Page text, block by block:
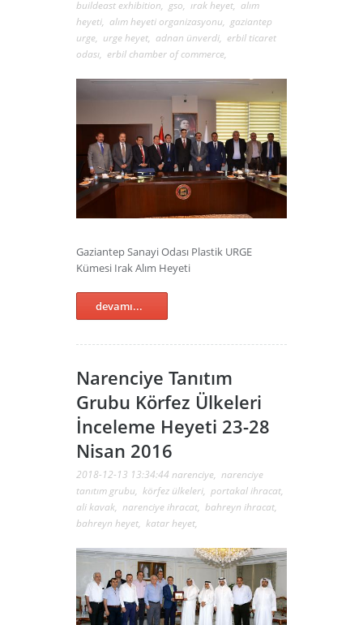
buildeast exhibition, gso, ırak heyet, alım
heyeti, alım heyeti organizasyonu, gaziantep
urge, urge heyet, adnan ünverdi, erbil ticaret
odası, erbil chamber of commerce,
Gaziantep Sanayi Odası Plastik URGE
Kümesi Irak Alım Heyeti
devamı...
Narenciye Tanıtım
Grubu Körfez Ülkeleri
İnceleme Heyeti 23-28
Nisan 2016
2018-12-13 13:34:44 narenciye, narenciye
tanıtım grubu, körfez ülkeleri, portakal ihracat,
ali kavak, narenciye ihracat, bahreyn ihracat,
bahreyn heyet, katar heyet,